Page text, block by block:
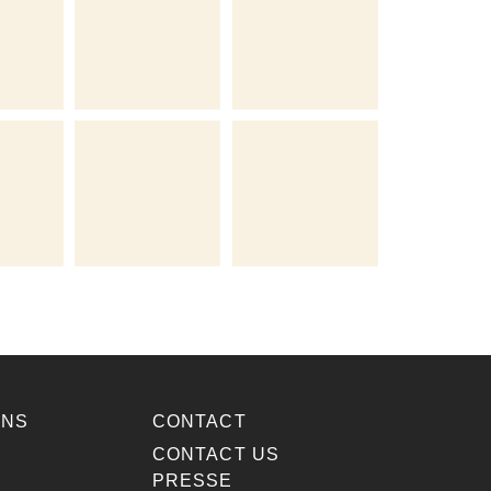
CONTACT
CONTACT US
PRESSE